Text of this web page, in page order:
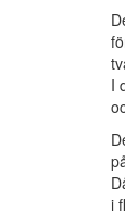
I
i